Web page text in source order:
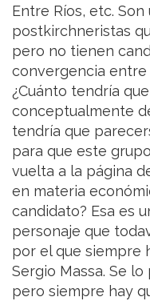
Entre Ríos, etc.
postkirchneristas
pero no tienen
convergencia
¿Cuánto tendría
conceptualmente
tendría que
para que este
vuelta a la página
en materia
candidato? Esa es
personaje que
por el que siempre
Sergio Massa. Se
pero siempre hay